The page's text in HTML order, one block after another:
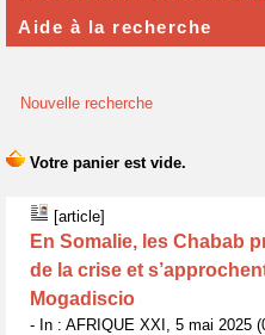
Nouvelle recherche
[article]
En Somalie, les Chabab
de la crise et
Mogadiscio
- In : AFRIQUE XXI, 5 mai 2025
Aide à la recherche